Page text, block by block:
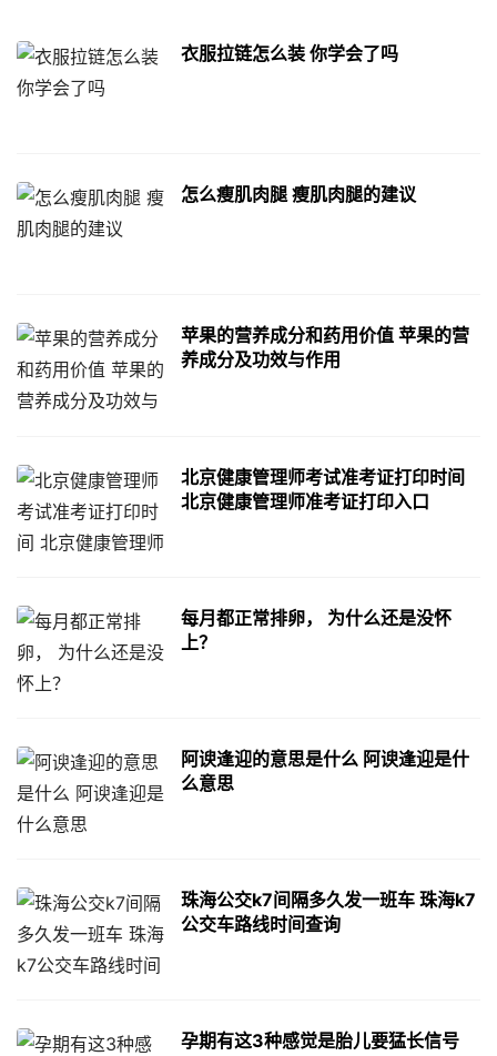
衣服拉链怎么装 你学会了吗
怎么瘦肌肉腿 瘦肌肉腿的建议
苹果的营养成分和药用价值 苹果的营
养成分及功效与作用
北京健康管理师考试准考证打印时间
北京健康管理师准考证打印入口
每月都正常排卵， 为什么还是没怀
上？
阿谀逢迎的意思是什么 阿谀逢迎是什
么意思
珠海公交k7间隔多久发一班车 珠海k7
公交车路线时间查询
孕期有这3种感觉是胎儿要猛长信号